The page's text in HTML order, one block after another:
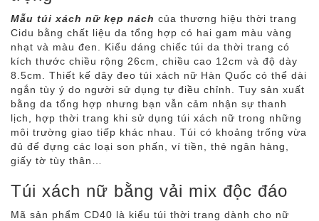
Mẫu túi xách nữ kẹp nách của thương hiệu thời trang
Cidu bằng chất liệu da tổng hợp có hai gam màu vàng
nhạt và màu đen. Kiểu dáng chiếc túi da thời trang có
kích thước chiều rộng 26cm, chiều cao 12cm và độ dày
8.5cm. Thiết kế dây đeo túi xách nữ Hàn Quốc có thể dài
ngắn tùy ý do người sử dụng tự điều chỉnh. Tuy sản xuất
bằng da tổng hợp nhưng bạn vẫn cảm nhận sự thanh
lịch, hợp thời trang khi sử dụng túi xách nữ trong những
môi trường giao tiếp khác nhau. Túi có khoảng trống vừa
đủ để đựng các loại son phấn, ví tiền, thẻ ngân hàng,
giấy tờ tùy thân…
Túi xách nữ bằng vải mix độc đáo
Mã sản phẩm CD40 là kiểu túi thời trang dành cho nữ